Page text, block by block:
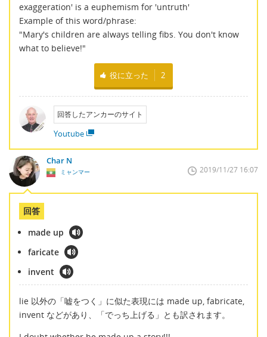
exaggeration' is a euphemism for 'untruth'
Example of this word/phrase:
"Mary's children are always telling fibs. You don't know
what to believe!"
役に立った 2
回答したアンカーのサイト
Youtube
Char N
ミャンマー 2019/11/27 16:07
回答
made up
faricate
invent
lie 以外の「嘘をつく」に似た表現には made up, fabricate,
invent などがあり、「でっち上げる」とも訳されます。